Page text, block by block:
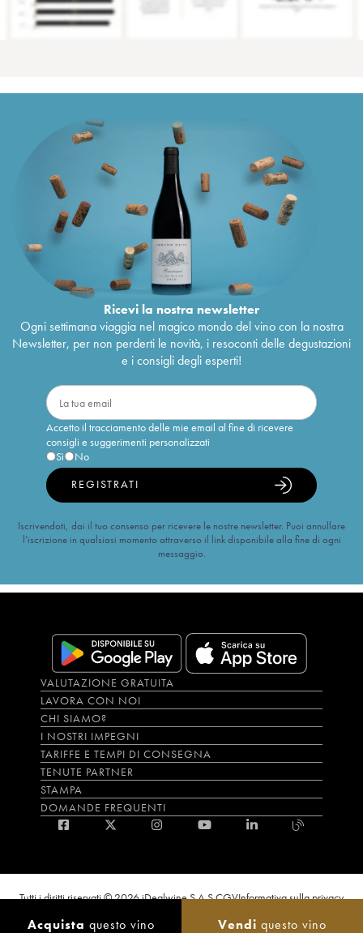
Acquista questo vino Vendi questo vino
Ricevi la nostra newsletter
Ogni settimana viaggia nel magico mondo del vino con la nostra
Newsletter, per non perderti le novità, i resoconti delle degustazioni
e i consigli degli esperti!
Accetto il tracciamento delle mie email al fine di ricevere
consigli e suggerimenti personalizzati
Sì
No
REGISTRATI
Iscrivendoti, dai il tuo consenso per ricevere le nostre newsletter. Puoi annullare
l’iscrizione in qualsiasi momento attraverso il link disponibile alla fine di ogni
messaggio.
VALUTAZIONE GRATUITA
LAVORA CON NOI
CHI SIAMO?
I NOSTRI IMPEGNI
TARIFFE E TEMPI DI CONSEGNA
TENUTE PARTNER
STAMPA
DOMANDE FREQUENTI
Tutti i diritti riservati © 2026 iDealwine S.A.S.CGVInformativa sulla privacy
sito e dei servizi annessi è riservato solo agli utenti maggiorenni.